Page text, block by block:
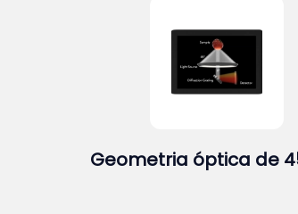
Geometria óptica de